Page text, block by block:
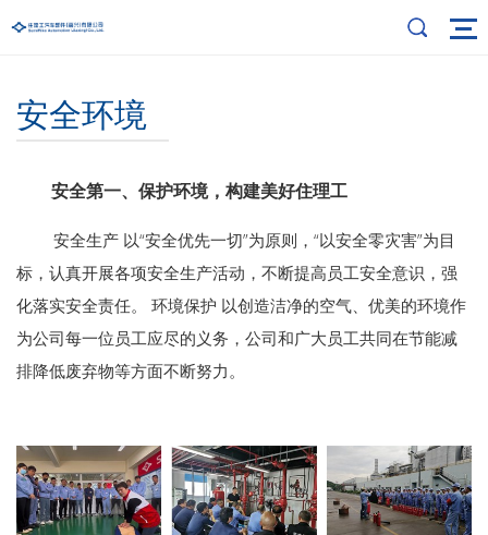
安全环境
安全第一、保护环境，构建美好住理工
安全生产 以“安全优先一切”为原则，“以安全零灾害”为目
标，认真开展各项安全生产活动，不断提高员工安全意识，强
化落实安全责任。 环境保护 以创造洁净的空气、优美的环境作
为公司每一位员工应尽的义务，公司和广大员工共同在节能减
排降低废弃物等方面不断努力。